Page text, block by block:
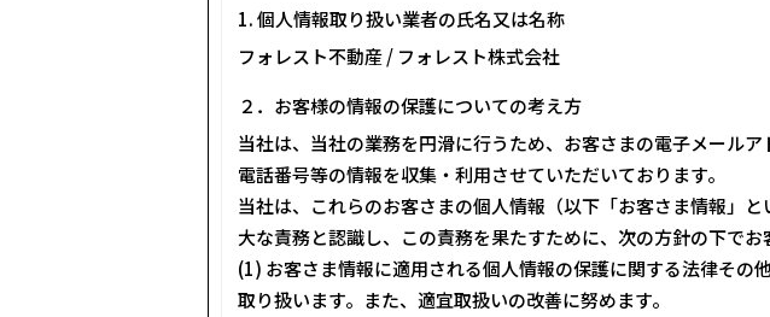
1. 個人情報取り扱い業者の氏名又は名称
フォレスト不動産 / フォレスト株式会社
２．お客様の情報の保護についての考え方
当社は、当社の業務を円滑に行うため、お客さまの電子メールア
電話番号等の情報を収集・利用させていただいております。
当社は、これらのお客さまの個人情報（以下「お客さま情報」
大な責務と認識し、この責務を果たすために、次の方針の下でお
(1) お客さま情報に適用される個人情報の保護に関する法律その
取り扱います。また、適宜取扱いの改善に努めます。